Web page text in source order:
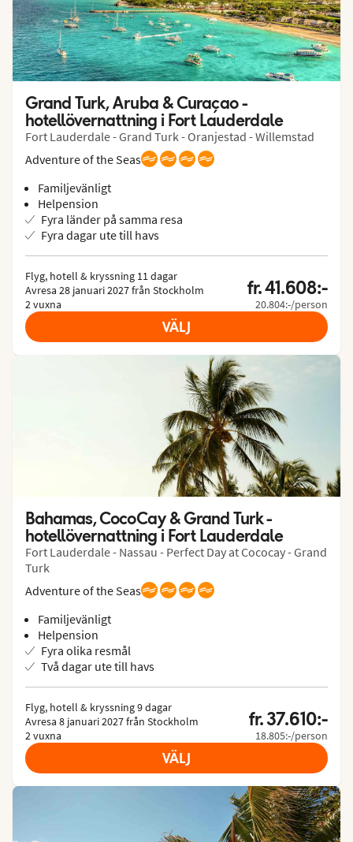
Grand Turk, Aruba & Curaçao -
hotellövernattning i Fort Lauderdale
Fort Lauderdale - Grand Turk - Oranjestad - Willemstad
Adventure of the Seas
Familjevänligt
Helpension
Fyra länder på samma resa
Fyra dagar ute till havs
Flyg, hotell & kryssning 11 dagar
Avresa 28 januari 2027 från Stockholm
2 vuxna
fr. 41.608:-
20.804:-/person
VÄLJ
Bahamas, CocoCay & Grand Turk -
hotellövernattning i Fort Lauderdale
Fort Lauderdale - Nassau - Perfect Day at Cococay - Grand
Turk
Adventure of the Seas
Familjevänligt
Helpension
Fyra olika resmål
Två dagar ute till havs
Flyg, hotell & kryssning 9 dagar
Avresa 8 januari 2027 från Stockholm
2 vuxna
fr. 37.610:-
18.805:-/person
VÄLJ